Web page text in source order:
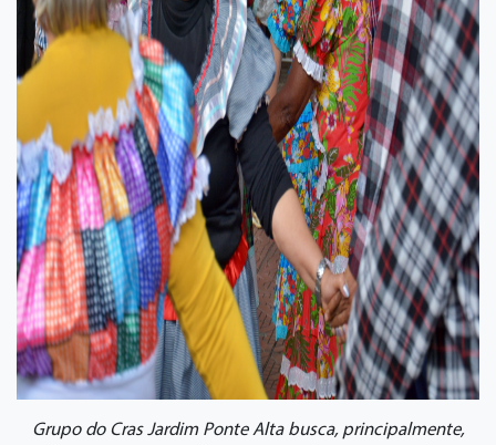
Grupo do Cras Jardim Ponte Alta busca, principalmente,